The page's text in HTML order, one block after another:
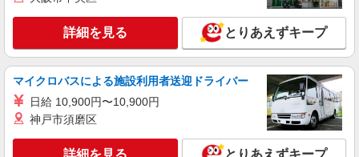
≪石巻市≫日勤のみ＆残業ナシ！お迎えに間に
合うデイサービス
時給1350円〜2062円 ＜日払い有/週払い有/交
通費全支給(ガソリン代含む)＞
石巻市
キープ 詳細を見る
詳細を見る とりあえずキープ
マイクロバスによる施設利用者送迎ドライバー
日給 10,900円〜10,900円
神戸市須磨区
詳細を見る とりあえずキープ